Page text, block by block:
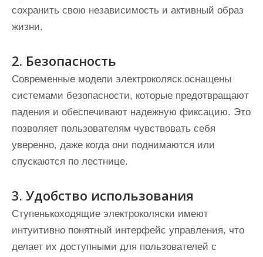
сохранить свою независимость и активный образ
жизни.
2. Безопасность
Современные модели электроколяск оснащены
системами безопасности, которые предотвращают
падения и обеспечивают надежную фиксацию. Это
позволяет пользователям чувствовать себя
уверенно, даже когда они поднимаются или
спускаются по лестнице.
3. Удобство использования
Ступенькоходящие электроколяски имеют
интуитивно понятный интерфейс управления, что
делает их доступными для пользователей с